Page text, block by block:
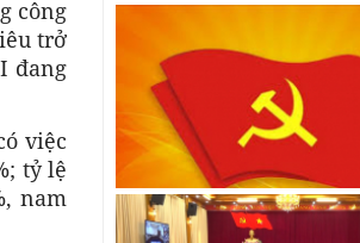
công
trở
đang
việc
tỷ lệ
nam